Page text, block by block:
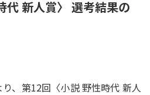
代 新人賞〉 選考結果の
、第12回〈小説 野性時代 新人